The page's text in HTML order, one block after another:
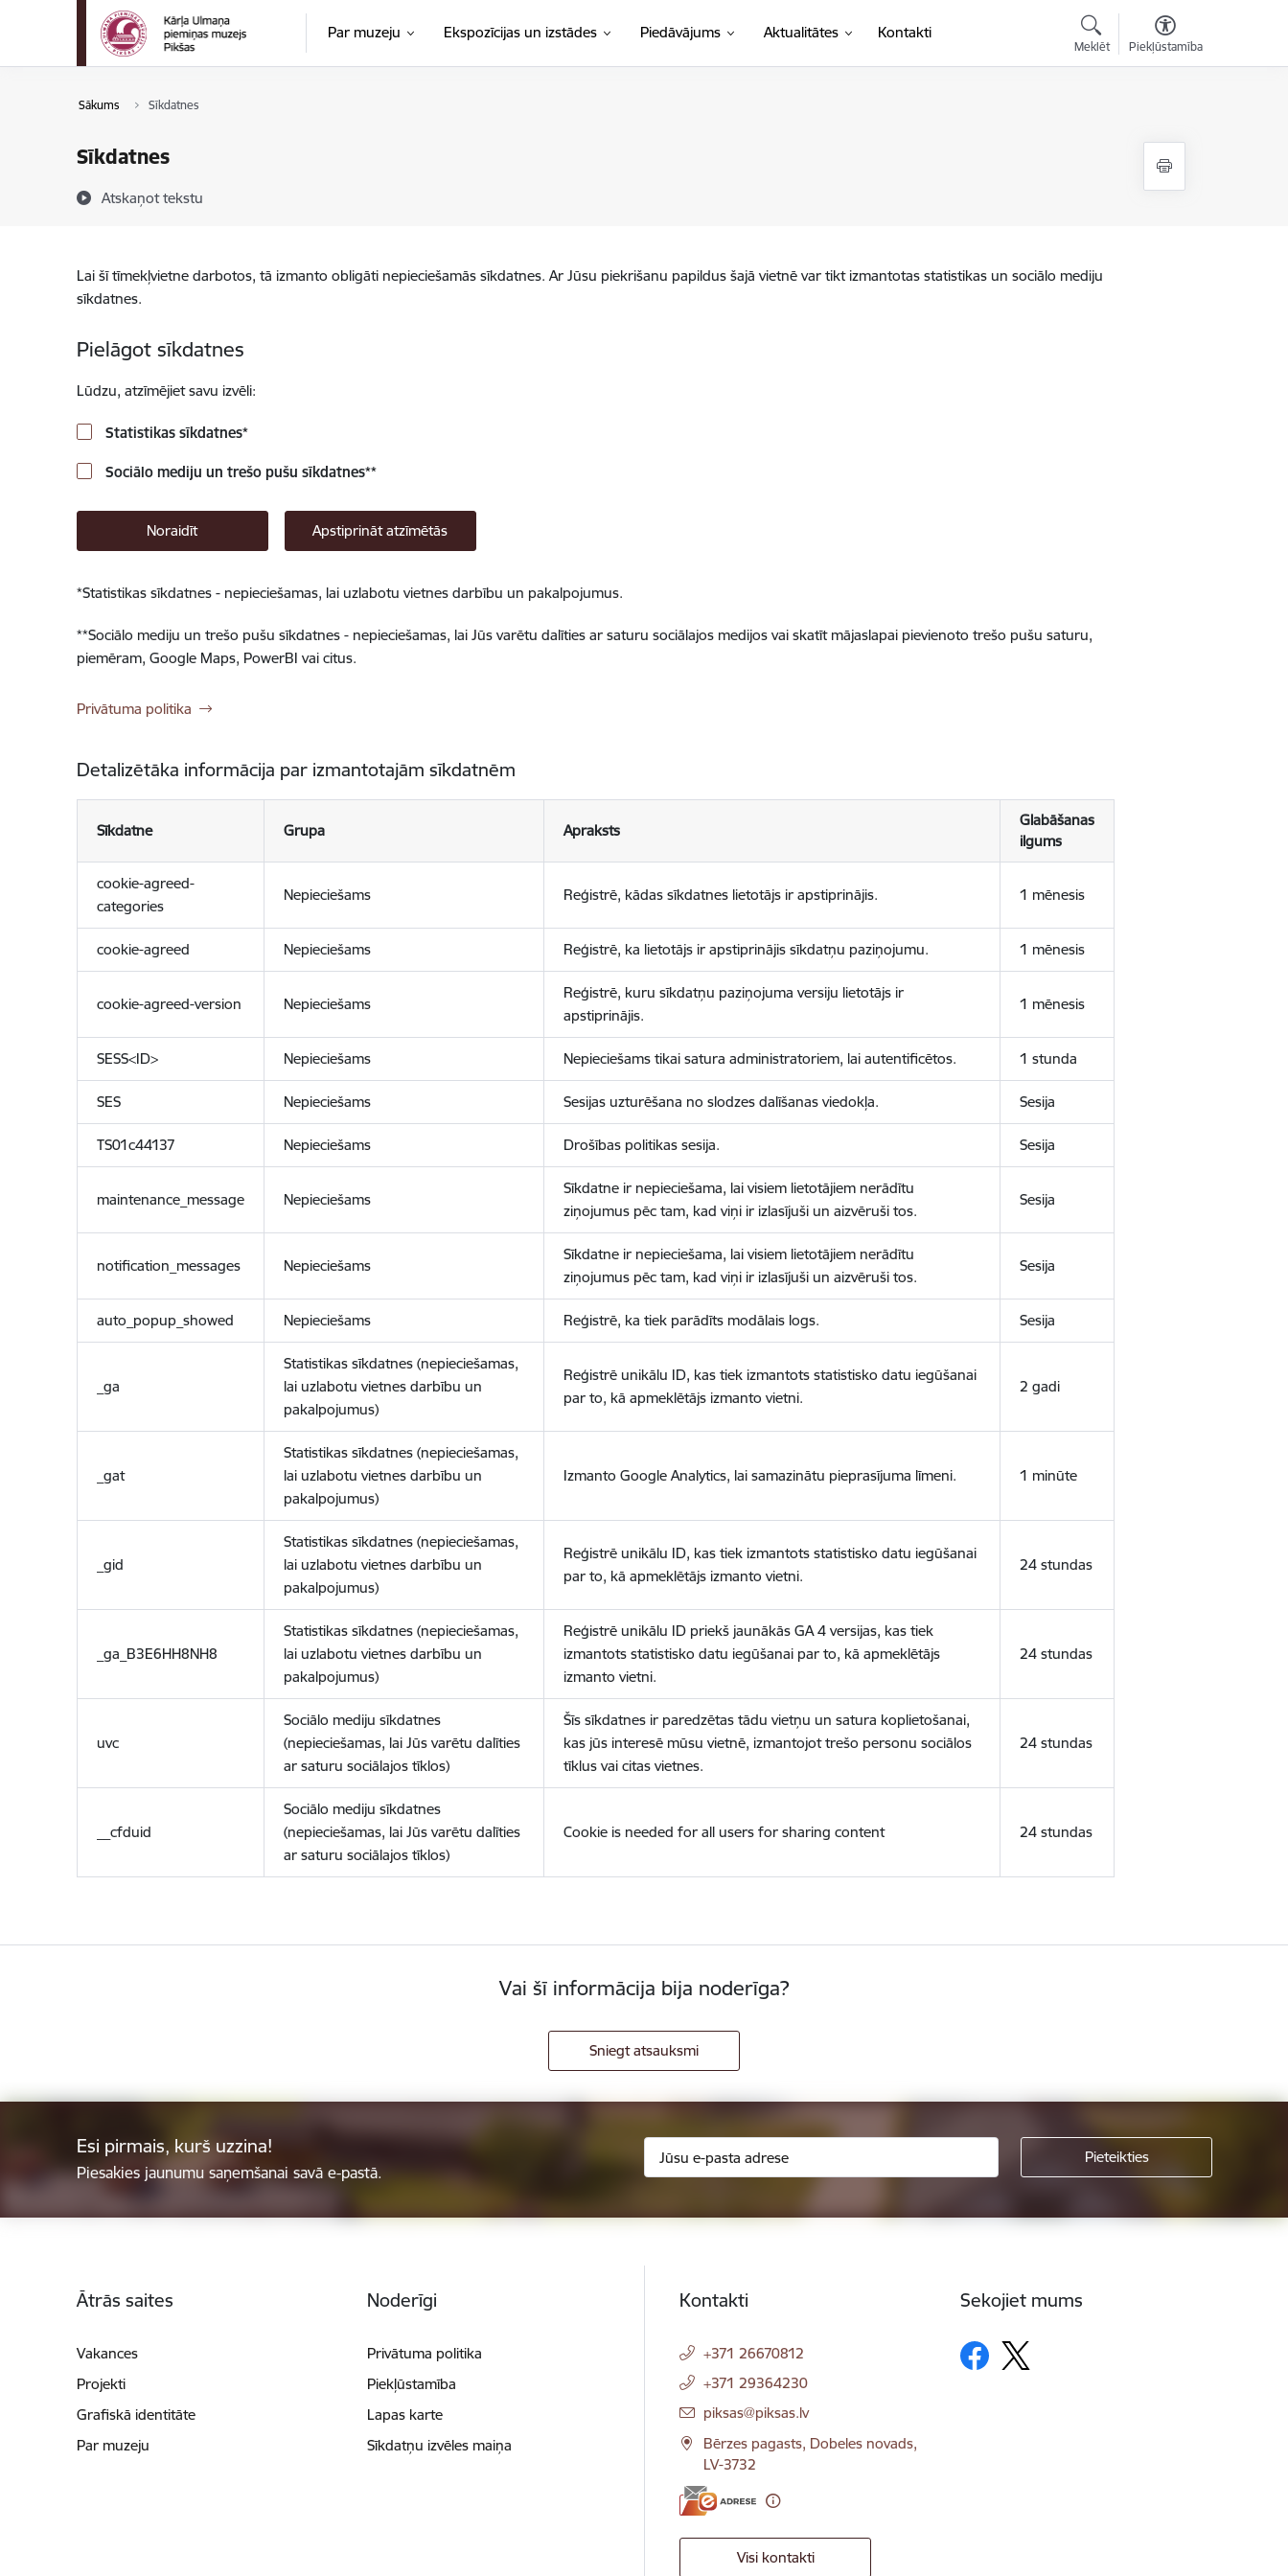
Pāriet uz lapas saturu
Par muzeju Ekspozīcijas un izstādes Piedāvājums Aktualitātes Kontakti
Meklēt Piekļūstamība
Sākums Sīkdatnes
Sīkdatnes
Atskaņot tekstu
Lai šī tīmekļvietne darbotos, tā izmanto obligāti nepieciešamās sīkdatnes. Ar Jūsu piekrišanu papildus šajā vietnē var tikt izmantotas statistikas un sociālo mediju
sīkdatnes.
Pielāgot sīkdatnes
Lūdzu, atzīmējiet savu izvēli:
Statistikas sīkdatnes*
Sociālo mediju un trešo pušu sīkdatnes**
Noraidīt Apstiprināt atzīmētās
*Statistikas sīkdatnes - nepieciešamas, lai uzlabotu vietnes darbību un pakalpojumus.
**Sociālo mediju un trešo pušu sīkdatnes - nepieciešamas, lai Jūs varētu dalīties ar saturu sociālajos medijos vai skatīt mājaslapai pievienoto trešo pušu saturu,
piemēram, Google Maps, PowerBI vai citus.
Privātuma politika
Detalizētāka informācija par izmantotajām sīkdatnēm
Sīkdatne Grupa Apraksts
Glabāšanas
ilgums
cookie-agreed-
categories
Nepieciešams Reģistrē, kādas sīkdatnes lietotājs ir apstiprinājis. 1 mēnesis
cookie-agreed Nepieciešams Reģistrē, ka lietotājs ir apstiprinājis sīkdatņu paziņojumu. 1 mēnesis
cookie-agreed-version Nepieciešams
Reģistrē, kuru sīkdatņu paziņojuma versiju lietotājs ir
apstiprinājis.
1 mēnesis
SESS<ID> Nepieciešams Nepieciešams tikai satura administratoriem, lai autentificētos. 1 stunda
SES Nepieciešams Sesijas uzturēšana no slodzes dalīšanas viedokļa. Sesija
TS01c44137 Nepieciešams Drošības politikas sesija. Sesija
maintenance_message Nepieciešams
Sīkdatne ir nepieciešama, lai visiem lietotājiem nerādītu
ziņojumus pēc tam, kad viņi ir izlasījuši un aizvēruši tos.
Sesija
notification_messages Nepieciešams
Sīkdatne ir nepieciešama, lai visiem lietotājiem nerādītu
ziņojumus pēc tam, kad viņi ir izlasījuši un aizvēruši tos.
Sesija
auto_popup_showed Nepieciešams Reģistrē, ka tiek parādīts modālais logs. Sesija
_ga
Statistikas sīkdatnes (nepieciešamas,
lai uzlabotu vietnes darbību un
pakalpojumus)
Reģistrē unikālu ID, kas tiek izmantots statistisko datu iegūšanai
par to, kā apmeklētājs izmanto vietni.
2 gadi
_gat
Statistikas sīkdatnes (nepieciešamas,
lai uzlabotu vietnes darbību un
pakalpojumus)
Izmanto Google Analytics, lai samazinātu pieprasījuma līmeni. 1 minūte
_gid
Statistikas sīkdatnes (nepieciešamas,
lai uzlabotu vietnes darbību un
pakalpojumus)
Reģistrē unikālu ID, kas tiek izmantots statistisko datu iegūšanai
par to, kā apmeklētājs izmanto vietni.
24 stundas
_ga_B3E6HH8NH8
Statistikas sīkdatnes (nepieciešamas,
lai uzlabotu vietnes darbību un
pakalpojumus)
Reģistrē unikālu ID priekš jaunākās GA 4 versijas, kas tiek
izmantots statistisko datu iegūšanai par to, kā apmeklētājs
izmanto vietni.
24 stundas
uvc
Sociālo mediju sīkdatnes
(nepieciešamas, lai Jūs varētu dalīties
ar saturu sociālajos tīklos)
Šīs sīkdatnes ir paredzētas tādu vietņu un satura koplietošanai,
kas jūs interesē mūsu vietnē, izmantojot trešo personu sociālos
tīklus vai citas vietnes.
24 stundas
__cfduid
Sociālo mediju sīkdatnes
(nepieciešamas, lai Jūs varētu dalīties
ar saturu sociālajos tīklos)
Cookie is needed for all users for sharing content 24 stundas
Vai šī informācija bija noderīga?
Sniegt atsauksmi
Esi pirmais, kurš uzzina!
Piesakies jaunumu saņemšanai savā e-pastā.
Ātrās saites
Vakances
Projekti
Grafiskā identitāte
Par muzeju
Noderīgi
Privātuma politika
Piekļūstamība
Lapas karte
Sīkdatņu izvēles maiņa
Kontakti
+371 26670812
+371 29364230
E-pasts:
piksas@piksas.lv
Bērzes pagasts, Dobeles novads,
LV-3732
Visi kontakti
Sekojiet mums